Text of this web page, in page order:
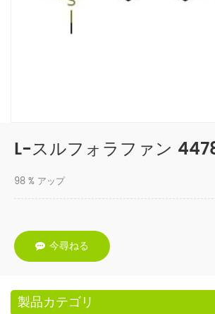
L-スルフォラファン
98 % アップ
今尋ねる
製品カテゴリ